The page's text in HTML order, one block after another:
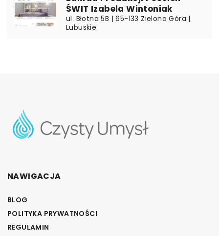
ŚWIT Izabela Wintoniak
ul. Błotna 5B | 65-133 Zielona Góra |
Lubuskie
NAWIGACJA
BLOG
POLITYKA PRYWATNOŚCI
REGULAMIN